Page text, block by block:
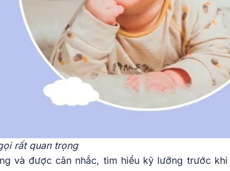
rất quan trọng
và được cân nhắc, tìm hiểu kỹ lưỡng trước khi